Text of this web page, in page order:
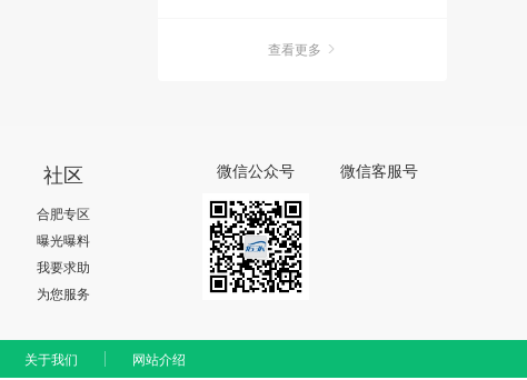
的舞者！均可报此班，颁发国
查看更多
社区
合肥专区
曝光曝料
我要求助
为您服务
微信公众号 微信客服号
关于我们 网站介绍